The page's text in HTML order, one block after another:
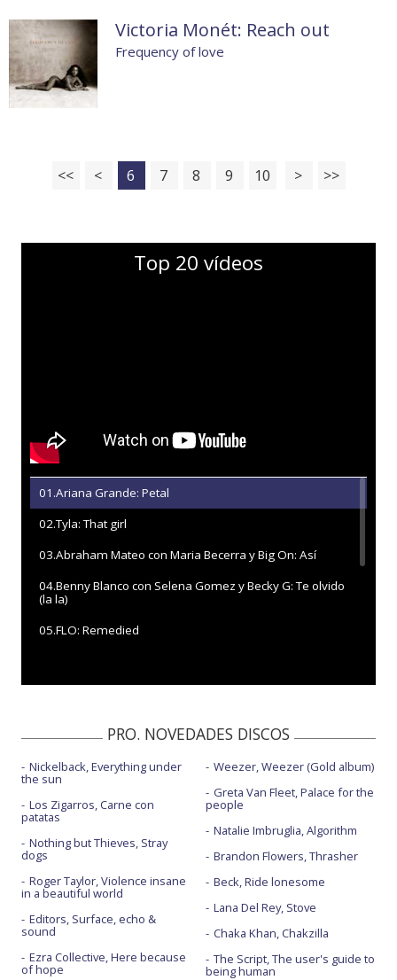
Victoria Monét: Reach out
Frequency of love
<< < 6 7 8 9 10 > >>
Top 20 vídeos
01.Ariana Grande: Petal
02.Tyla: That girl
03.Abraham Mateo con Maria Becerra y Big On: Así
04.Benny Blanco con Selena Gomez y Becky G: Te olvido
(la la)
05.FLO: Remedied
10.Queens of the Stone Age: Easy Street
11.Mastodon: Snakes for dinner
12.Judeline: Besito
13.Jorja Smith y Wizkid: Alive
15.The Rolling Stones: Jealous lover
16.Phoebe Bridgers: Lost boys
PRO. NOVEDADES DISCOS
Nickelback, Everything under
the sun
Los Zigarros, Carne con
patatas
Nothing but Thieves, Stray
dogs
Roger Taylor, Violence insane
in a beautiful world
Editors, Surface, echo &
sound
Ezra Collective, Here because
of hope
Weezer, Weezer (Gold album)
Greta Van Fleet, Palace for the
people
Natalie Imbruglia, Algorithm
Brandon Flowers, Thrasher
Beck, Ride lonesome
Lana Del Rey, Stove
Chaka Khan, Chakzilla
The Script, The user's guide to
being human